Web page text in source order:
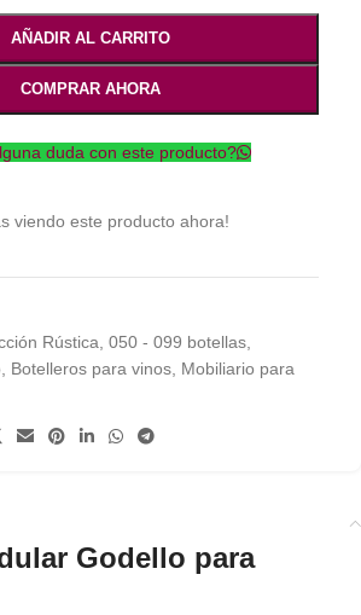
AÑADIR AL CARRITO
COMPRAR AHORA
duda con este producto?
viendo este producto ahora!
Rústica 050 - 099 botellas
Botelleros para vinos Mobiliario para
Godello para